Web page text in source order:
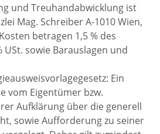
und Treuhandabwicklung ist
Mag. Schreiber A-1010 Wien,
betragen 1,5 % des
USt. sowie Barauslagen und
Ein
vom Eigentümer bzw.
Aufklärung über die generell
sowie Aufforderung zu seiner